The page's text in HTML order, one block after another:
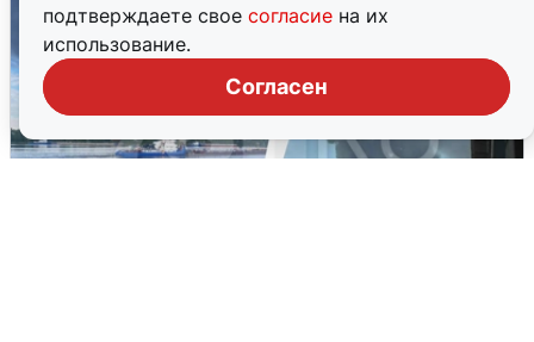
подтверждаете свое согласие на их
использование.
Согласен